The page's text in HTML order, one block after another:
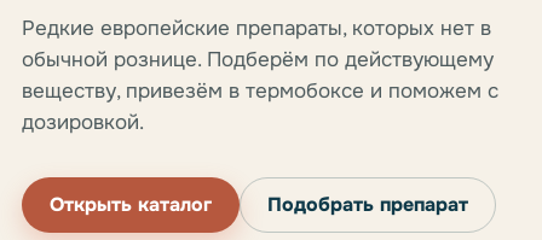
Редкие европейские препараты, которых нет в
обычной рознице. Подберём по действующему
веществу, привезём в термобоксе и поможем с
дозировкой.
Открыть каталог Подобрать препарат